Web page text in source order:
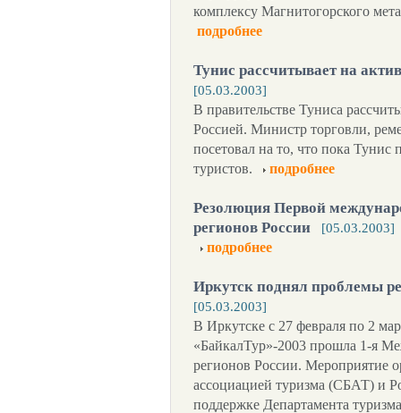
комплексу Магнитогорского
подробнее
Тунис рассчитывает на
[05.03.2003]
В правительстве Туниса
Россией. Министр торговли,
посетовал на то, что пока Тунис
туристов.
подробнее
Резолюция Первой
регионов России
[05.03.2003]
подробнее
Иркутск поднял проблемы
[05.03.2003]
В Иркутске с 27 февраля по 2
«БайкалТур»-2003 прошла 1-я
регионов России. Мероприятие
ассоциацией туризма (СБАТ) и
поддержке Департамента